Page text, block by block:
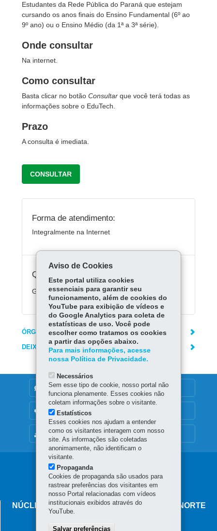
Estudantes da Rede Pública do Paraná que estejam
cursando os anos finais do Ensino Fundamental (6º ao
9º ano) ou o Ensino Médio (da 1ª a 3ª série).
Onde consultar
Na internet.
Como consultar
Basta clicar no botão Consultar que você terá todas as
informações sobre o EduTech.
Prazo
A consulta é imediata.
CONSULTAR
Forma de atendimento:
Integralmente na Internet
Quanto custa:
Gratuito
ÓRGÃO RESPONSÁVEL
DEIXE SUA OPINIÃO
MAPA DO SITE
DENUNCIE CORRUPÇÃO
OUVIDORIA
Navegação
principal
NÚCLEO REGIONAL DE EDUCAÇÃO DE CIANORTE
87.201-100-Cianorte
Aviso de Cookies
Este portal utiliza cookies
essenciais para garantir seu
funcionamento, além de cookies do
YouTube para exibição de vídeos e
do Google Analytics para coleta de
estatísticas de uso. Você pode
escolher como tratamos os cookies
a partir das opções abaixo.
Para mais informações, acesse
nossa Política de Privacidade.
Necessários
Sem esse tipo de cookie, nosso portal não
funciona plenamente. Esses cookies não
coletam informações sobre o visitante.
Estatísticos
Esses cookies nos ajudam a entender
como os visitantes interagem com nosso
site. As informações são coletadas
anonimamente, não identificam o
visitante.
Propaganda
Cookies de propaganda são usados para
rastrear preferências dos visitantes em
nosso Portal relacionadas com vídeos
institucionais exibidos através do
YouTube.
Salvar preferências